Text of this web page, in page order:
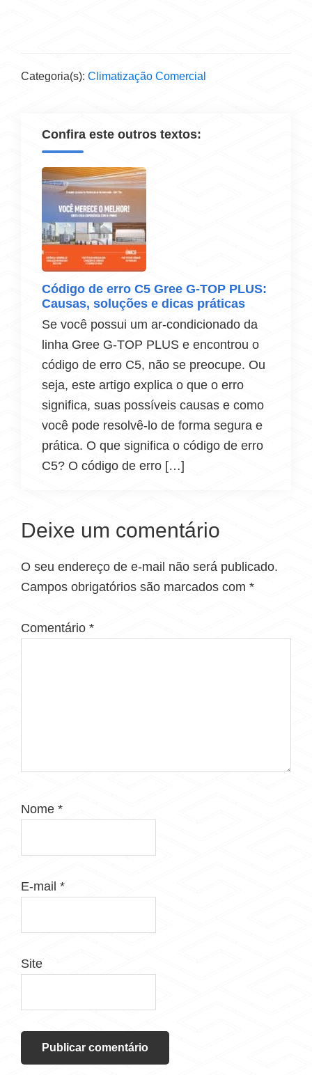
Categoria(s): Climatização Comercial
Confira este outros textos:
Código de erro C5 Gree G-TOP PLUS:
Causas, soluções e dicas práticas
Se você possui um ar-condicionado da
linha Gree G-TOP PLUS e encontrou o
código de erro C5, não se preocupe. Ou
seja, este artigo explica o que o erro
significa, suas possíveis causas e como
você pode resolvê-lo de forma segura e
prática. O que significa o código de erro
C5? O código de erro […]
Deixe um comentário
O seu endereço de e-mail não será publicado.
Campos obrigatórios são marcados com *
Comentário *
Nome *
E-mail *
Site